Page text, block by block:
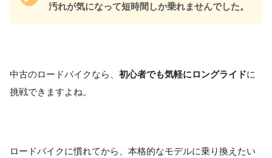
汚れが気になって短時間しか乗れませんでした。
中古のロードバイクなら、 初心者でも気軽にロングライドに
挑戦できますよね。
ロードバイクに慣れてから、本格的なモデルに乗り換えたい